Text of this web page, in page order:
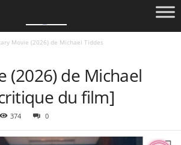
Movie (2026) de Michael Tiddes
(2026) de Michael
du film]
374 0